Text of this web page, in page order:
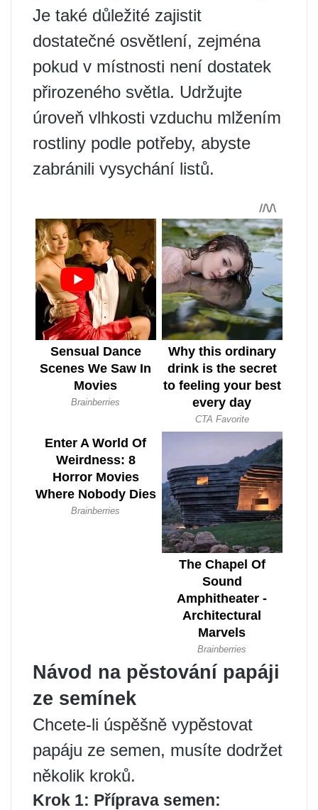
Je také důležité zajistit
dostatečné osvětlení, zejména
pokud v místnosti není dostatek
přirozeného světla. Udržujte
úroveň vlhkosti vzduchu mlžením
rostliny podle potřeby, abyste
zabránili vysychání listů.
Návod na pěstování papáji
ze semínek
Chcete-li úspěšně vypěstovat
papáju ze semen, musíte dodržet
několik kroků.
Krok 1: Příprava semen: